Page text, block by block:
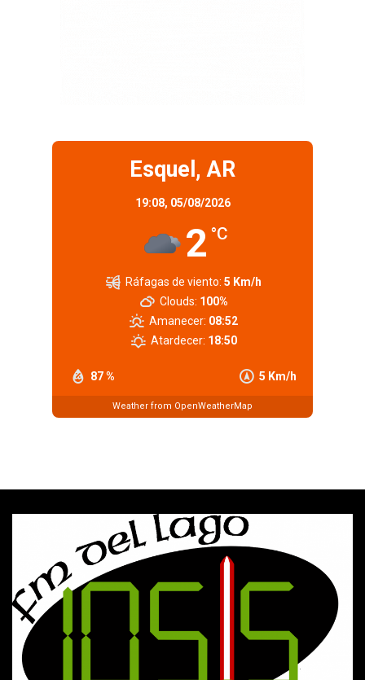
Esquel, AR
19:08, 05/08/2026
2 °C
87 % 5 Km/h
Ráfagas de viento: 5 Km/h
Clouds: 100%
Amanecer: 08:52
Atardecer: 18:50
Weather from OpenWeatherMap